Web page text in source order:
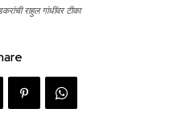
राहुल गांधींवर टीका